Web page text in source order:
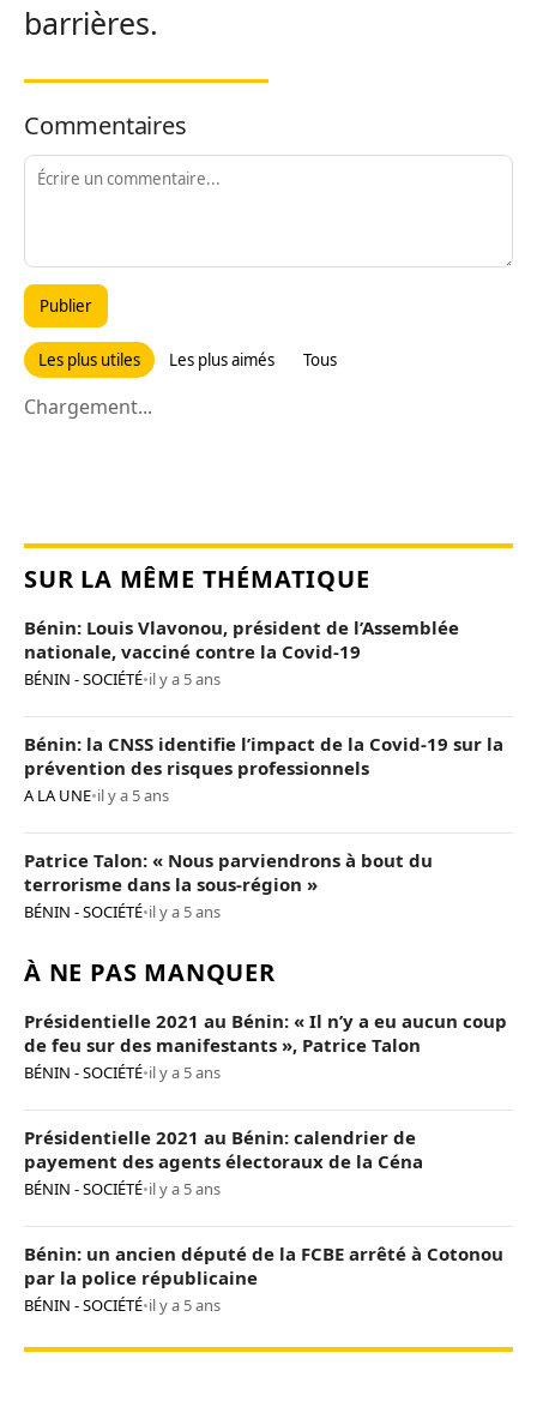
barrières.
Commentaires
Publier
Les plus utiles Les plus aimés Tous
Chargement...
SUR LA MÊME THÉMATIQUE
Bénin: Louis Vlavonou, président de l’Assemblée
nationale, vacciné contre la Covid-19
BÉNIN - SOCIÉTÉ•il y a 5 ans
Bénin: la CNSS identifie l’impact de la Covid-19 sur la
prévention des risques professionnels
A LA UNE•il y a 5 ans
Patrice Talon: « Nous parviendrons à bout du
terrorisme dans la sous-région »
BÉNIN - SOCIÉTÉ•il y a 5 ans
À NE PAS MANQUER
Présidentielle 2021 au Bénin: « Il n’y a eu aucun coup
de feu sur des manifestants », Patrice Talon
BÉNIN - SOCIÉTÉ•il y a 5 ans
Présidentielle 2021 au Bénin: calendrier de
payement des agents électoraux de la Céna
BÉNIN - SOCIÉTÉ•il y a 5 ans
Bénin: un ancien député de la FCBE arrêté à Cotonou
par la police républicaine
BÉNIN - SOCIÉTÉ•il y a 5 ans